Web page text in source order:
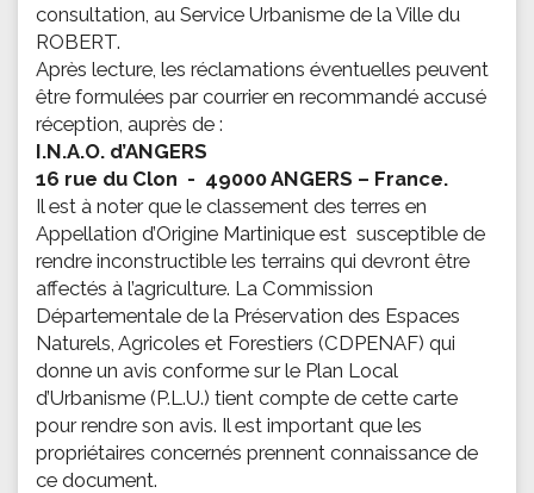
consultation, au Service Urbanisme de la Ville du
ROBERT.
Après lecture, les réclamations éventuelles peuvent
être formulées par courrier en recommandé accusé
réception, auprès de :
I.N.A.O. d’ANGERS
16 rue du Clon - 49000 ANGERS – France.
Il est à noter que le classement des terres en
Appellation d’Origine Martinique est susceptible de
rendre inconstructible les terrains qui devront être
affectés à l’agriculture. La Commission
Départementale de la Préservation des Espaces
Naturels, Agricoles et Forestiers (CDPENAF) qui
donne un avis conforme sur le Plan Local
d’Urbanisme (P.L.U.) tient compte de cette carte
pour rendre son avis. Il est important que les
propriétaires concernés prennent connaissance de
ce document.